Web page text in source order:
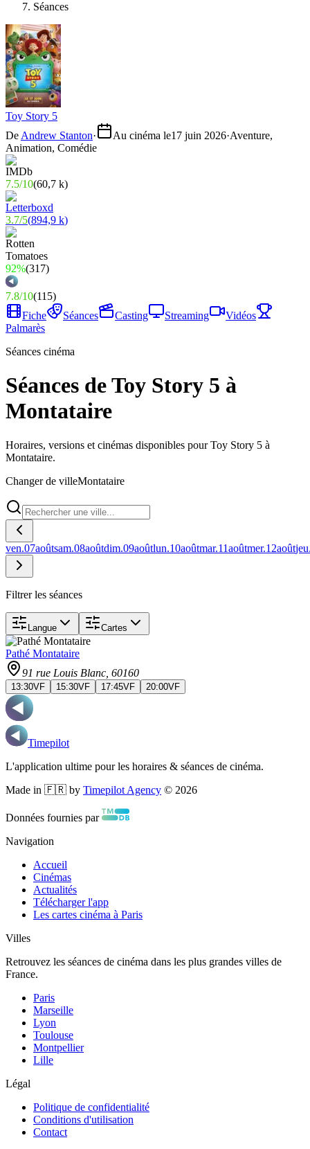
Séances
Toy Story 5
De Andrew Stanton· Au cinéma le17 juin 2026·Aventure,
Animation, Comédie
7.5/10(60,7 k)
3.7/5(894,9 k)
92%(317)
7.8/10(115)
Fiche
Séances Casting Streaming
Vidéos
Palmarès
Séances cinéma
Séances de Toy Story 5 à
Montataire
Horaires, versions et cinémas disponibles pour Toy Story 5 à
Montataire.
Changer de villeMontataire
ven.07aoûtsam.08aoûtdim.09aoûtlun.10aoûtmar.11aoûtmer.12août
Filtrer les séances
Langue Cartes
Pathé Montataire
91 rue Louis Blanc , 60160
13:30VF 15:30VF 17:45VF 20:00VF
Timepilot
L'application ultime pour les horaires & séances de cinéma.
Made in 🇫🇷 by Timepilot Agency © 2026
Données fournies par
Navigation
Accueil
Cinémas
Actualités
Télécharger l'app
Les cartes cinéma à Paris
Villes
Retrouvez les séances de cinéma dans les plus grandes villes de
France.
Paris
Marseille
Lyon
Toulouse
Montpellier
Lille
Légal
Politique de confidentialité
Conditions d'utilisation
Contact